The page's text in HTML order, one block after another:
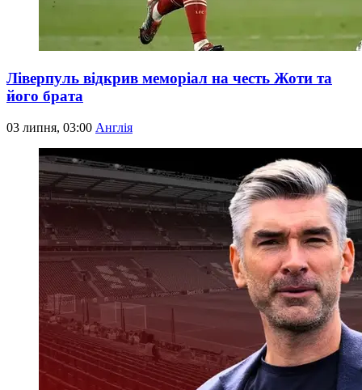
Ліверпуль відкрив меморіал на честь Жоти та
його брата
03 липня, 03:00 Англія